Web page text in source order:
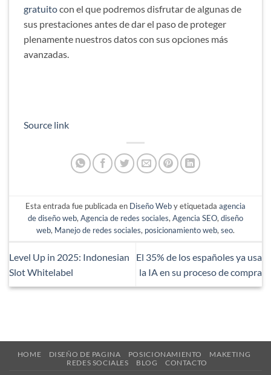
gratuitocon el que podremos disfrutar de algunas de
sus prestaciones antes de dar el paso de proteger
plenamente nuestros datos con sus opciones más
avanzadas.
Source link
Esta entrada fue publicada en Diseño Weby etiquetada agencia
de diseño web,Agencia de redes sociales,Agencia SEO,diseño
web, Manejo de redes sociales, posicionamiento web,seo.
Level Up in 2025: Indonesian
Slot Whitelabel
El 35% de los españoles ya usa
la IA en su proceso de compra
HOME DISEÑO DE PAGINA POSICIONAMIENTO
MAKETING
REDES SOCIALES
BLOG CONTACTO